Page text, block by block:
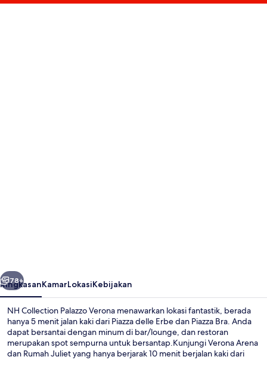
Berikutnya
78+
RingkasanKamarLokasiKebijakan
NH Collection Palazzo Verona menawarkan lokasi fantastik, berada
hanya 5 menit jalan kaki dari Piazza delle Erbe dan Piazza Bra. Anda
dapat bersantai dengan minum di bar/lounge, dan restoran
merupakan spot sempurna untuk bersantap.Kunjungi Verona Arena
dan Rumah Juliet yang hanya berjarak 10 menit berjalan kaki dari